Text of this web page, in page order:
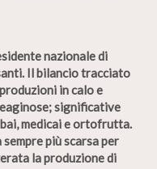
nazionale di
Il bilancio tracciato
in calo e
significative
medicai e ortofrutta.
più scarsa per
la produzione di